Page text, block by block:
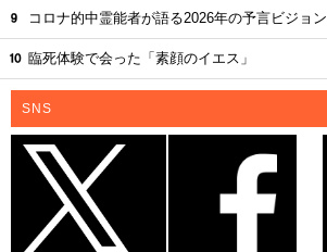
コロナ的中霊能者が語る2026年の予言ビジョン
臨死体験で会った「素顔のイエス」
SNS